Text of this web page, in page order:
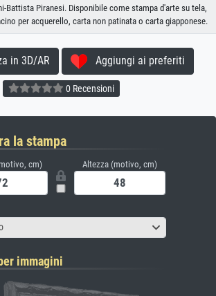
Battista Piranesi. Disponibile come stampa d'arte su tela,
per acquerello, carta non patinata o carta giapponese.
in 3D/AR Aggiungi ai preferiti
0 Recensioni
la stampa
cm) Altezza (motivo, cm)
immagini